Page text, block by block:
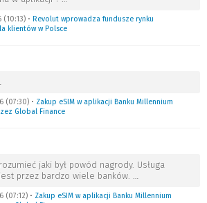
(10:13) • Revolut wprowadza fundusze rynku
klientów w Polsce
(07:30) • Zakup eSIM w aplikacji Banku Millennium
Global Finance
jaki był powód nagrody. Usługa
przez bardzo wiele banków. …
(07:12) • Zakup eSIM w aplikacji Banku Millennium